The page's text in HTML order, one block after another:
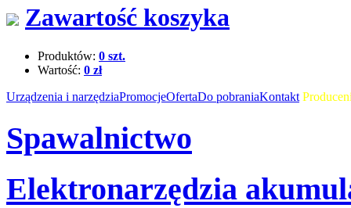
Zawartość koszyka
Produktów: 0 szt.
Wartość: 0 zł
Urządzenia i narzędziaPromocjeOfertaDo pobraniaKontakt
Spawalnictwo
Elektronarzędzia